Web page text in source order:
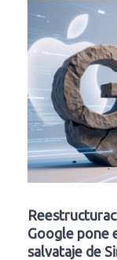
Google pone
salvataje de